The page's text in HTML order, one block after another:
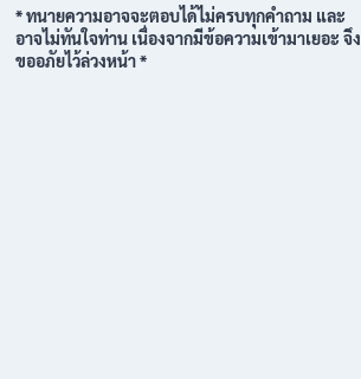
* ทนายความอาจจะตอบได้ไม่ครบทุกคำถาม และ
อาจไม่ทันใจท่าน เนื่องจากมีข้อความเข้ามาเยอะ จึง
ขออภัยไว้ล่วงหน้า *